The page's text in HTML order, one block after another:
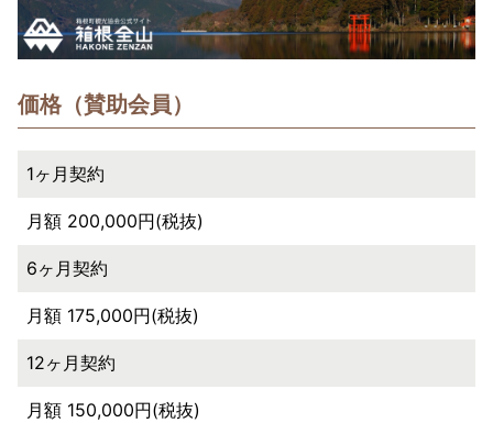
価格（賛助会員）
1ヶ月契約
月額 200,000円(税抜)
6ヶ月契約
月額 175,000円(税抜)
12ヶ月契約
月額 150,000円(税抜)